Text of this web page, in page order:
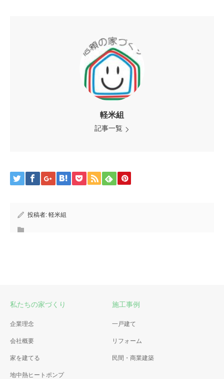
軽米組
記事一覧
投稿者: 軽米組
私たちの家づくり
企業理念
会社概要
家を建てる
地中熱ヒートポンプ
施工事例
一戸建て
リフォーム
民間・商業建築